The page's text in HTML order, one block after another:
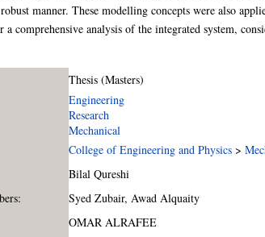
manner. These modelling concepts were also
a comprehensive analysis of the integrated system,
Thesis (Masters)
Engineering
Research
Mechanical
College of Engineering and Physics>
Bilal Qureshi
Syed Zubair, Awad Alquaity
OMAR ALRAFEE